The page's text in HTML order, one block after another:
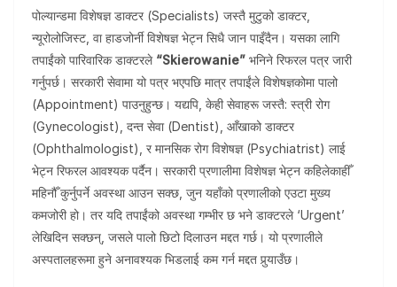
पोल्यान्डमा विशेषज्ञ डाक्टर (Specialists) जस्तै मुटुको डाक्टर,
न्यूरोलोजिस्ट, वा हाडजोर्नी विशेषज्ञ भेट्न सिधै जान पाइँदैन। यसका लागि
तपाईंको पारिवारिक डाक्टरले “Skierowanie” भनिने रिफरल पत्र जारी
गर्नुपर्छ। सरकारी सेवामा यो पत्र भएपछि मात्र तपाईंले विशेषज्ञकोमा पालो
(Appointment) पाउनुहुन्छ। यद्यपि, केही सेवाहरू जस्तै: स्त्री रोग
(Gynecologist), दन्त सेवा (Dentist), आँखाको डाक्टर
(Ophthalmologist), र मानसिक रोग विशेषज्ञ (Psychiatrist) लाई
भेट्न रिफरल आवश्यक पर्दैन। सरकारी प्रणालीमा विशेषज्ञ भेट्न कहिलेकाहीँ
महिनौँ कुर्नुपर्ने अवस्था आउन सक्छ, जुन यहाँको प्रणालीको एउटा मुख्य
कमजोरी हो। तर यदि तपाईंको अवस्था गम्भीर छ भने डाक्टरले ‘Urgent’
लेखिदिन सक्छन्, जसले पालो छिटो दिलाउन मद्दत गर्छ। यो प्रणालीले
अस्पतालहरूमा हुने अनावश्यक भिडलाई कम गर्न मद्दत पुर्‍याउँछ।